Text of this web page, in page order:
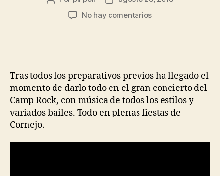
No hay comentarios
Tras todos los preparativos previos ha llegado el
momento de darlo todo en el gran concierto del
Camp Rock, con música de todos los estilos y
variados bailes. Todo en plenas fiestas de
Cornejo.